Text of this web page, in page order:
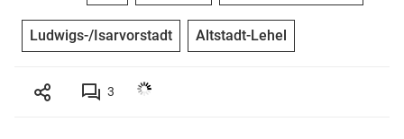
Ludwigs-/Isarvorstadt Altstadt-Lehel
3